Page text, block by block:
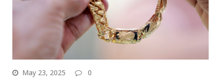
May 23, 2025 0